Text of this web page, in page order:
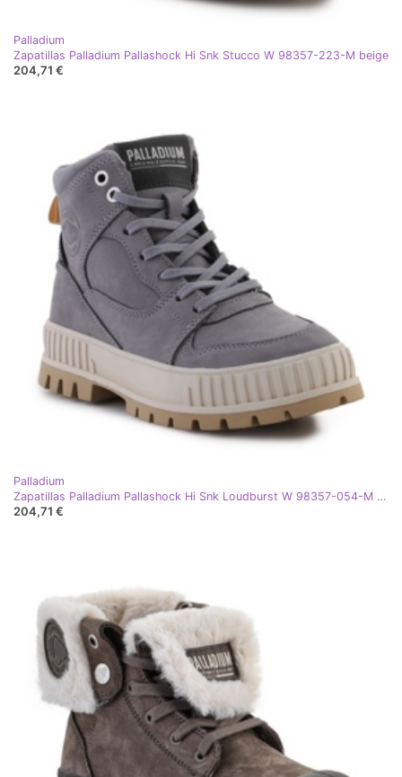
Palladium
Zapatillas Palladium Pallashock Hi Snk Stucco W 98357-223-M beige
204,71 €
Palladium
Zapatillas Palladium Pallashock Hi Snk Loudburst W 98357-054-M gris
204,71 €